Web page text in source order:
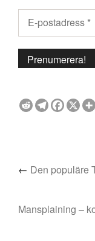
← Den populäre
Mansplaining –